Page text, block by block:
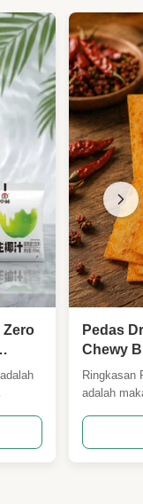
,
yang renyah
Zero
Pedas
Chewy
Untuk
Toko
Ringkasan
adalah
aroma
yang